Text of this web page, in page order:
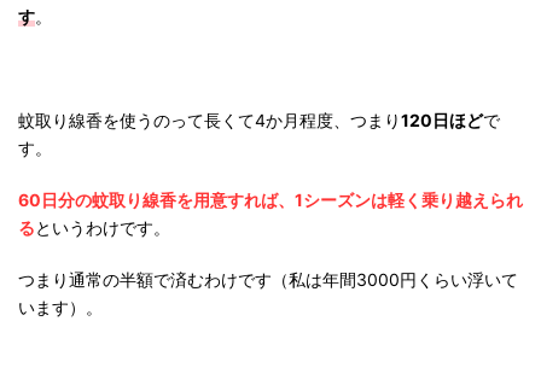
す。
蚊取り線香を使うのって長くて4か月程度、つまり120日ほどで
す。
60日分の蚊取り線香を用意すれば、1シーズンは軽く乗り越えられ
るというわけです。
つまり通常の半額で済むわけです（私は年間3000円くらい浮いて
います）。